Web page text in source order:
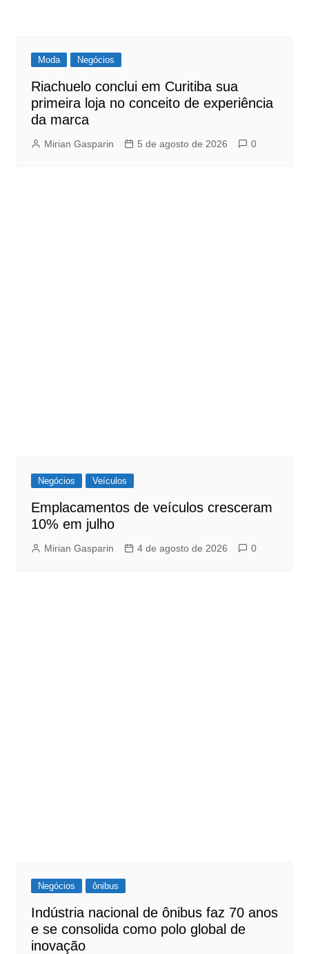
Moda Negócios
Riachuelo conclui em Curitiba sua
primeira loja no conceito de experiência
da marca
Mirian Gasparin 5 de agosto de 2026 0
Negócios Veículos
Emplacamentos de veículos cresceram
10% em julho
Mirian Gasparin 4 de agosto de 2026 0
Negócios ônibus
Indústria nacional de ônibus faz 70 anos
e se consolida como polo global de
inovação